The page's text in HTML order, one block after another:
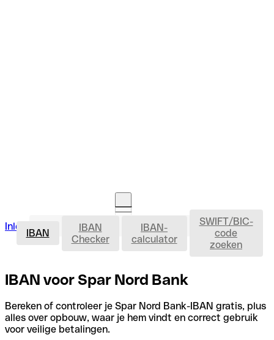
Inloggen Rekening openen IBAN
IBAN
IBAN
Checker
IBAN-
calculator
SWIFT/BIC-
code
zoeken
IBAN voor Spar Nord Bank
Bereken of controleer je Spar Nord Bank-IBAN gratis, plus
alles over opbouw, waar je hem vindt en correct gebruik
voor veilige betalingen.